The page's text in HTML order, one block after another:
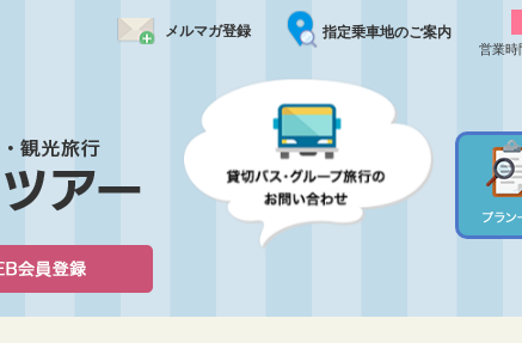
営業
メルマガ登録 指定乗車地のご案内